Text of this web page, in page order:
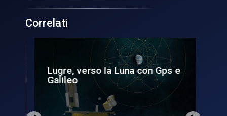
Correlati
Lugre, verso la Luna con Gps e
Galileo